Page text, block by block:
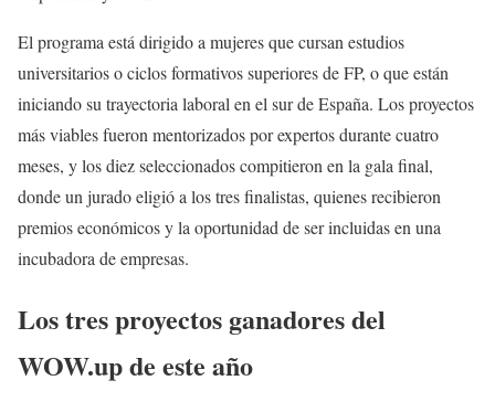
El programa está dirigido a mujeres que cursan estudios
universitarios o ciclos formativos superiores de FP, o que están
iniciando su trayectoria laboral en el sur de España. Los proyectos
más viables fueron mentorizados por expertos durante cuatro
meses, y los diez seleccionados compitieron en la gala final,
donde un jurado eligió a los tres finalistas, quienes recibieron
premios económicos y la oportunidad de ser incluidas en una
incubadora de empresas.
Los tres proyectos ganadores del
WOW.up de este año